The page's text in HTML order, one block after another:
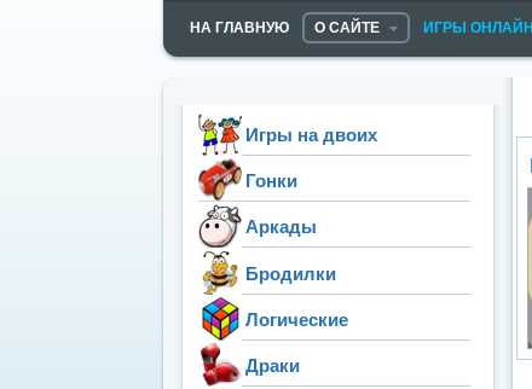
НА ГЛАВНУЮ О САЙТЕ ИГРЫ ОНЛАЙН
Игры на двоих
Гонки
Аркады
Бродилки
Логические
Драки